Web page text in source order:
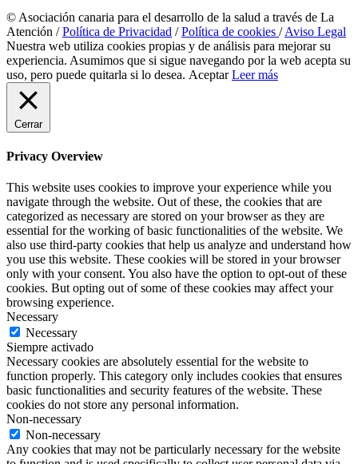
© Asociación canaria para el desarrollo de la salud a través de La
Atención /Política de Privacidad /Política de cookies /Aviso Legal
Nuestra web utiliza cookies propias y de análisis para mejorar su
experiencia. Asumimos que si sigue navegando por la web acepta su
uso, pero puede quitarla si lo desea. Aceptar Leer más
Cerrar
Privacy Overview
This website uses cookies to improve your experience while you
navigate through the website. Out of these, the cookies that are
categorized as necessary are stored on your browser as they are
essential for the working of basic functionalities of the website. We
also use third-party cookies that help us analyze and understand how
you use this website. These cookies will be stored in your browser
only with your consent. You also have the option to opt-out of these
cookies. But opting out of some of these cookies may affect your
browsing experience.
Necessary
Necessary
Siempre activado
Necessary cookies are absolutely essential for the website to
function properly. This category only includes cookies that ensures
basic functionalities and security features of the website. These
cookies do not store any personal information.
Non-necessary
Non-necessary
Any cookies that may not be particularly necessary for the website